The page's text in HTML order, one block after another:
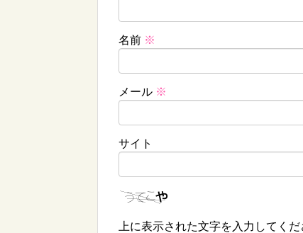
名前 ※
メール ※
サイト
上に表示された文字を入力してくだ